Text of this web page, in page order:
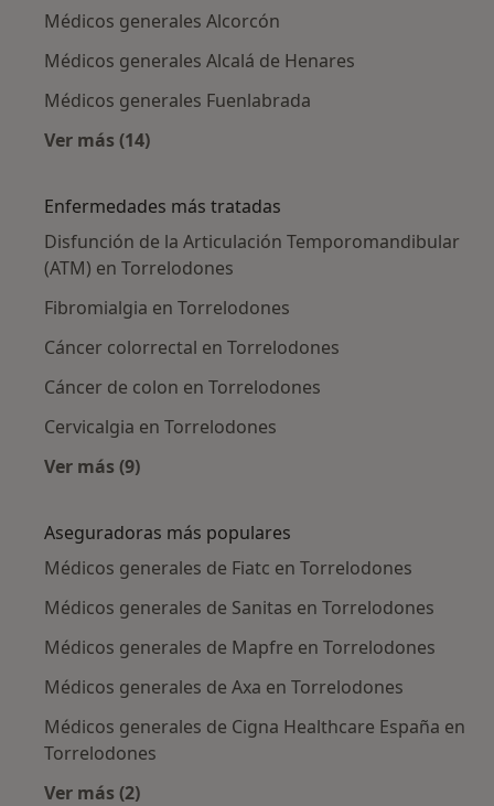
Médicos generales Alcorcón
Médicos generales Alcalá de Henares
Médicos generales Fuenlabrada
Ver más (14)
Enfermedades más tratadas
Disfunción de la Articulación Temporomandibular
(ATM) en Torrelodones
Fibromialgia en Torrelodones
Cáncer colorrectal en Torrelodones
Cáncer de colon en Torrelodones
Cervicalgia en Torrelodones
Ver más (9)
Aseguradoras más populares
Médicos generales de Fiatc en Torrelodones
Médicos generales de Sanitas en Torrelodones
Médicos generales de Mapfre en Torrelodones
Médicos generales de Axa en Torrelodones
Médicos generales de Cigna Healthcare España en
Torrelodones
Ver más (2)